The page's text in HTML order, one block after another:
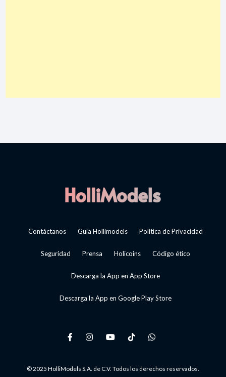
Contáctanos Guía Hollimodels Política de Privacidad
Seguridad Prensa Holicoins Código ético
Descarga la App en App Store
Descarga la App en Google Play Store
© 2025 HolliModels S.A. de C.V. Todos los derechos reservados.